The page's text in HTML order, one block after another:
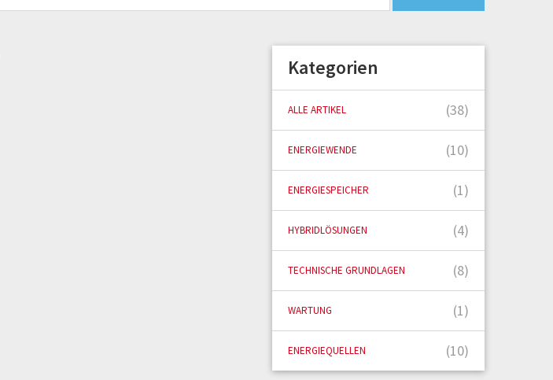
Kategorien
ALLE ARTIKEL (38)
ENERGIEWENDE (10)
ENERGIESPEICHER (1)
HYBRIDLÖSUNGEN (4)
TECHNISCHE GRUNDLAGEN (8)
WARTUNG (1)
ENERGIEQUELLEN (10)